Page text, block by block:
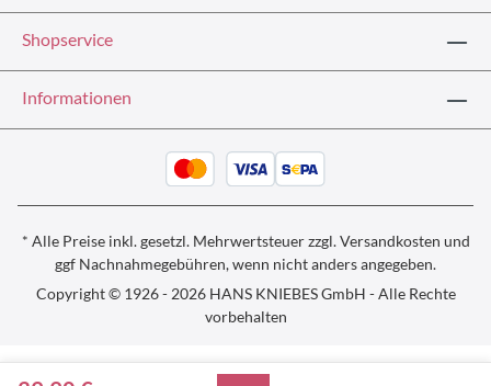
Shopservice
Informationen
* Alle Preise inkl. gesetzl. Mehrwertsteuer zzgl.Versandkosten und
ggf Nachnahmegebühren, wenn nicht anders angegeben.
Copyright © 1926 - 2026 HANS KNIEBES GmbH - Alle Rechte
vorbehalten